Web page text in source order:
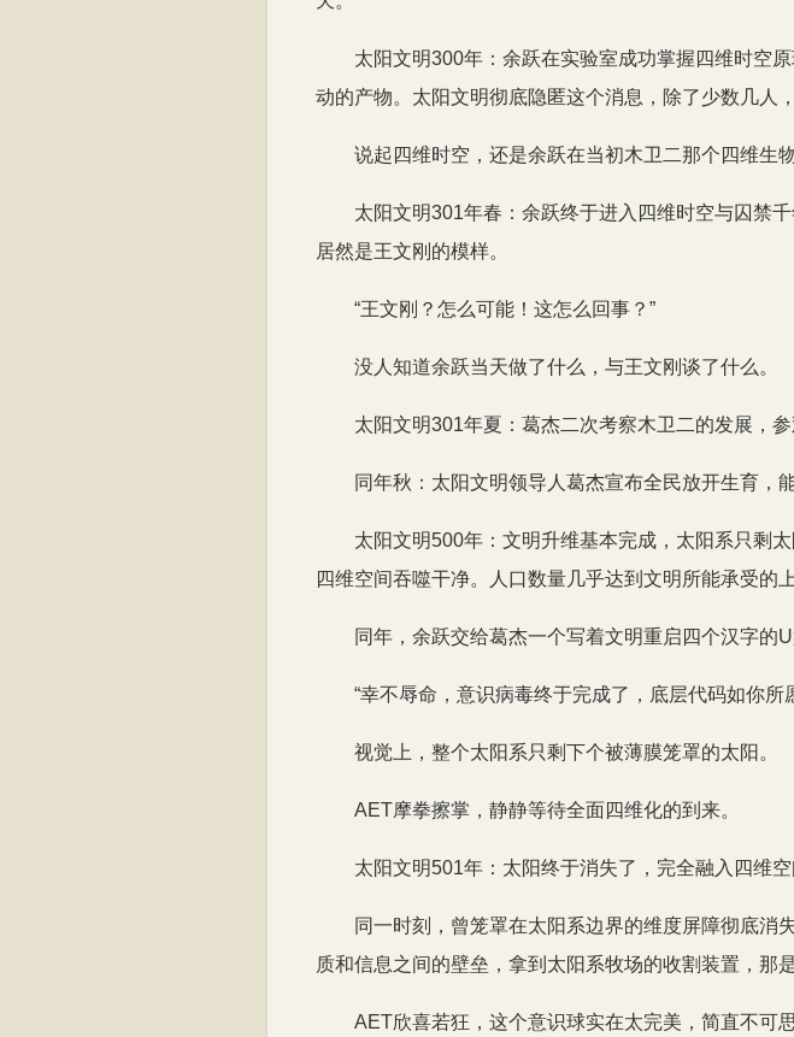
太阳文明300年：余跃在实验室成功掌握四维时空
动的产物。太阳文明彻底隐匿这个消息，除了少数几人
说起四维时空，还是余跃在当初木卫二那个四维生
太阳文明301年春：余跃终于进入四维时空与囚禁
居然是王文刚的模样。
“王文刚？怎么可能！这怎么回事？”
没人知道余跃当天做了什么，与王文刚谈了什么。
太阳文明301年夏：葛杰二次考察木卫二的发展，
同年秋：太阳文明领导人葛杰宣布全民放开生育，
太阳文明500年：文明升维基本完成，太阳系只剩
四维空间吞噬干净。人口数量几乎达到文明所能承受的上
同年，余跃交给葛杰一个写着文明重启四个汉字的U
“幸不辱命，意识病毒终于完成了，底层代码如你所
视觉上，整个太阳系只剩下个被薄膜笼罩的太阳。
AET摩拳擦掌，静静等待全面四维化的到来。
太阳文明501年：太阳终于消失了，完全融入四维空
同一时刻，曾笼罩在太阳系边界的维度屏障彻底消
质和信息之间的壁垒，拿到太阳系牧场的收割装置，那
AET欣喜若狂，这个意识球实在太完美，简直不可思